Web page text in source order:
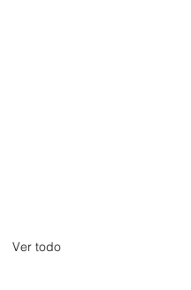
Ver todo